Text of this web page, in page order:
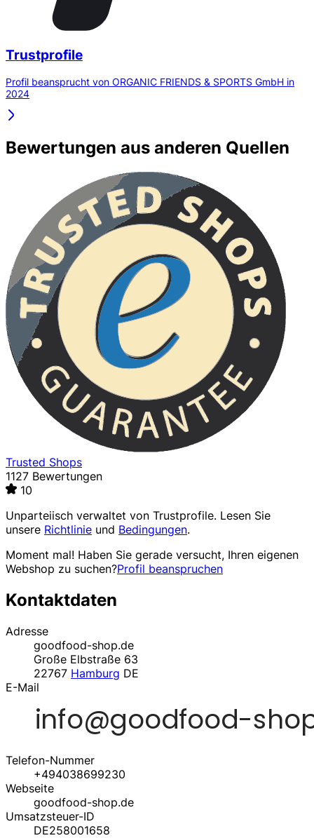
Trustprofile
Profil beansprucht von ORGANIC FRIENDS & SPORTS GmbH in
2024
Bewertungen aus anderen Quellen
Trusted Shops
1127 Bewertungen
10
Unparteiisch verwaltet von Trustprofile. Lesen Sie
unsere Richtlinie und Bedingungen.
Moment mal! Haben Sie gerade versucht, Ihren eigenen
Webshop zu suchen?Profil beanspruchen
Kontaktdaten
Adresse
goodfood-shop.de
Große Elbstraße 63
22767 Hamburg DE
E-Mail
Telefon-Nummer
+494038699230
Webseite
goodfood-shop.de
Umsatzsteuer-ID
DE258001658